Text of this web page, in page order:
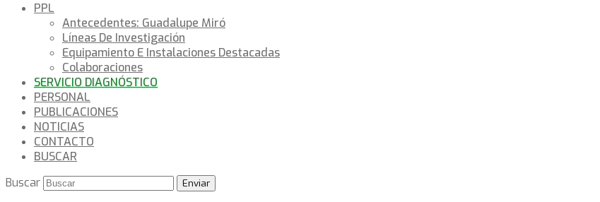
PPL
Antecedentes: Guadalupe Miró
Líneas De Investigación
Equipamiento E Instalaciones Destacadas
Colaboraciones
SERVICIO DIAGNÓSTICO
PERSONAL
PUBLICACIONES
NOTICIAS
CONTACTO
BUSCAR
Buscar
Enviar